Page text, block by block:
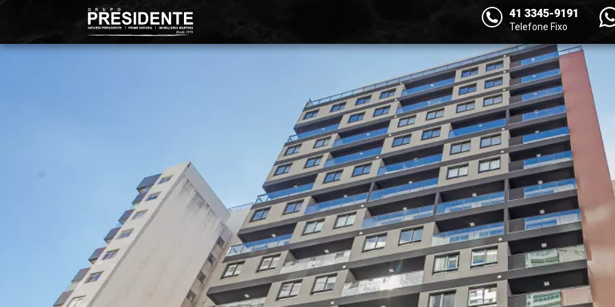
41 3345-9191
Telefone Fixo